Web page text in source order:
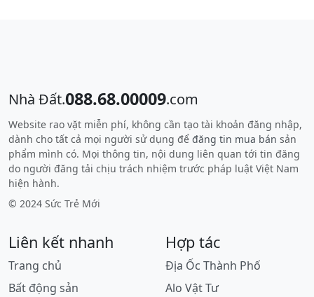
Nhà Đất.088.68.00009.com
Website rao vặt miễn phí, không cần tạo tài khoản đăng nhập,
dành cho tất cả mọi người sử dụng để đăng tin mua bán sản
phẩm mình có. Mọi thông tin, nội dung liên quan tới tin đăng
do người đăng tải chịu trách nhiệm trước pháp luật Việt Nam
hiện hành.
© 2024 Sức Trẻ Mới
Liên kết nhanh
Trang chủ
Bất động sản
Hợp tác
Địa Ốc Thành Phố
Alo Vật Tư